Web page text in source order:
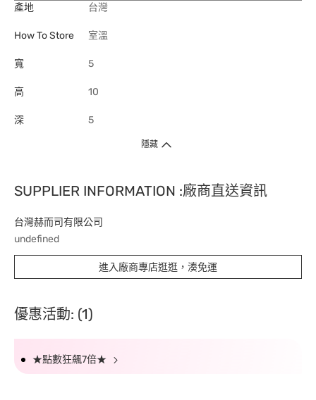
產地
台灣
How To Store 室溫
寬 5
高 10
深 5
隱藏
SUPPLIER INFORMATION :廠商直送資訊
台灣赫而司有限公司
undefined
進入廠商專店逛逛，湊免運
優惠活動: (1)
★點數狂飆7倍★